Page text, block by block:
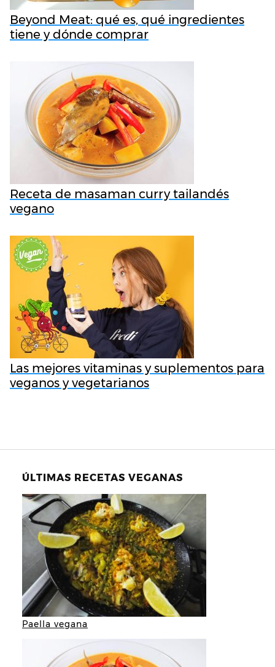
Beyond Meat: qué es, qué ingredientes
tiene y dónde comprar
Receta de masaman curry tailandés
vegano
Las mejores vitaminas y suplementos para
veganos y vegetarianos
ÚLTIMAS RECETAS VEGANAS
Paella vegana